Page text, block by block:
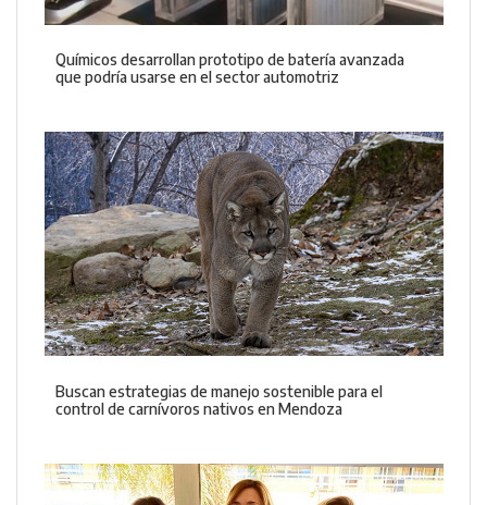
Químicos desarrollan prototipo de batería avanzada
que podría usarse en el sector automotriz
Buscan estrategias de manejo sostenible para el
control de carnívoros nativos en Mendoza